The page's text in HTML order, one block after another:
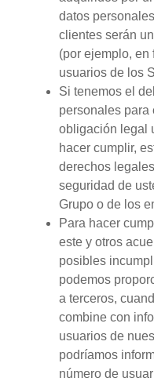
datos
clientes serán
(por ejemplo, en
usuarios de los
Si tenemos el
personales para
obligación legal
hacer cumplir,
derechos
seguridad de
Grupo o de los
Para hacer
este y otros
posibles
podemos
a terceros,
combine con
usuarios de
podríamos
número de